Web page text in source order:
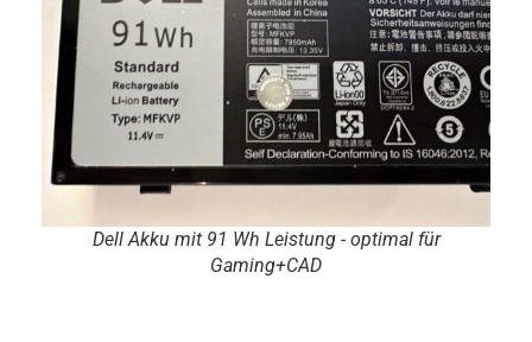
Dell Akku mit 91 Wh Leistung - optimal für
Gaming+CAD